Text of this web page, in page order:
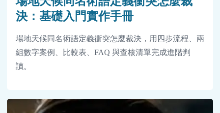
決：基礎入門實作手冊
場地天候同名術語定義衝突怎麼裁決，用四步流程、兩
組數字案例、比較表、FAQ 與查核清單完成進階判
讀。